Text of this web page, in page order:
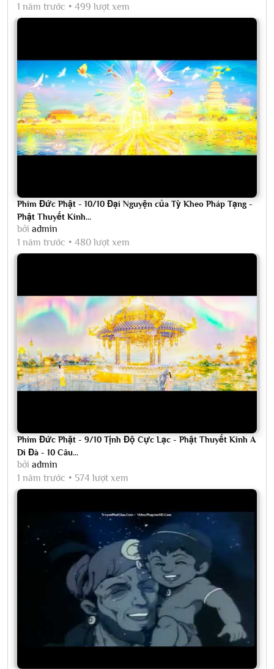
1 năm trước
499 lượt xem
Phim Đức Phật - 10/10 Đại Nguyện của Tỳ Kheo Pháp Tạng -
Phật Thuyết Kinh...
bởi admin
1 năm trước
480 lượt xem
Phim Đức Phật - 9/10 Tịnh Độ Cực Lạc - Phật Thuyết Kinh A
Di Đà - 10 Câu...
bởi admin
1 năm trước
574 lượt xem